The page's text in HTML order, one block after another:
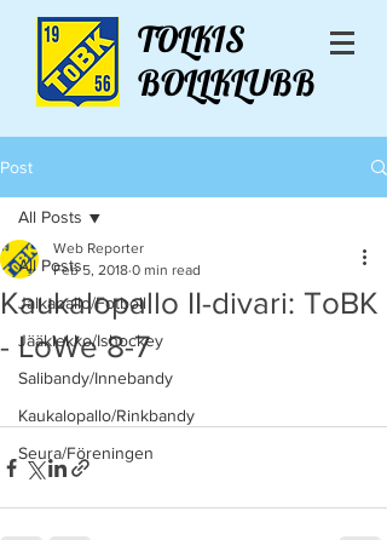
TOLKIS
BOLLKLUBB
Post
All Posts
Jalkapallo/Fotboll
Jääkiekko/Ishockey
Salibandy/Innebandy
Kaukalopallo/Rinkbandy
Seura/Föreningen
All Posts
Kaukalopallo II-divari: ToBK
- LoWe 8-7
Web Reporter
Feb 5, 2018 0 min read